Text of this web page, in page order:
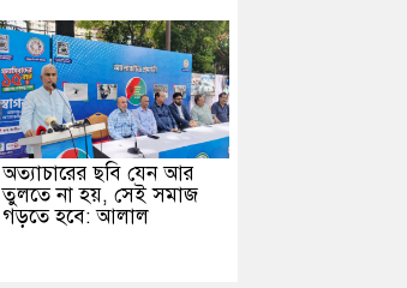
অত্যাচারের ছবি যেন আর
তুলতে না হয়, সেই সমাজ
গড়তে হবে: আলাল